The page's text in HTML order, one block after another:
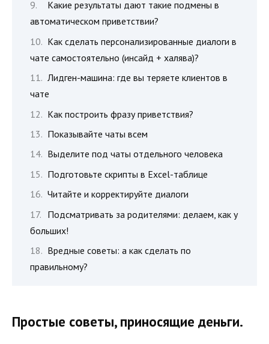
Какие результаты дают такие подмены в
автоматическом приветствии?
Как сделать персонализированные диалоги в
чате самостоятельно (инсайд + халява)?
Лидген-машина: где вы теряете клиентов в
чате
Как построить фразу приветствия?
Показывайте чаты всем
Выделите под чаты отдельного человека
Подготовьте скрипты в Excel-таблице
Читайте и корректируйте диалоги
Подсматривать за родителями: делаем, как у
больших!
Вредные советы: а как сделать по
правильному?
Простые советы, приносящие деньги.